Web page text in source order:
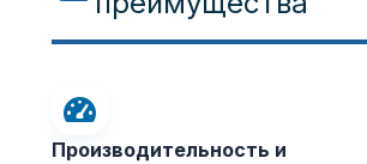
Производительность и